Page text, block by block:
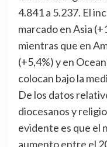
4.841 a 5.237. El
marcado en Asia
mientras que en
(+5,4%) y en
colocan bajo la
De los datos
diocesanos y
evidente es que el
aumento entre el